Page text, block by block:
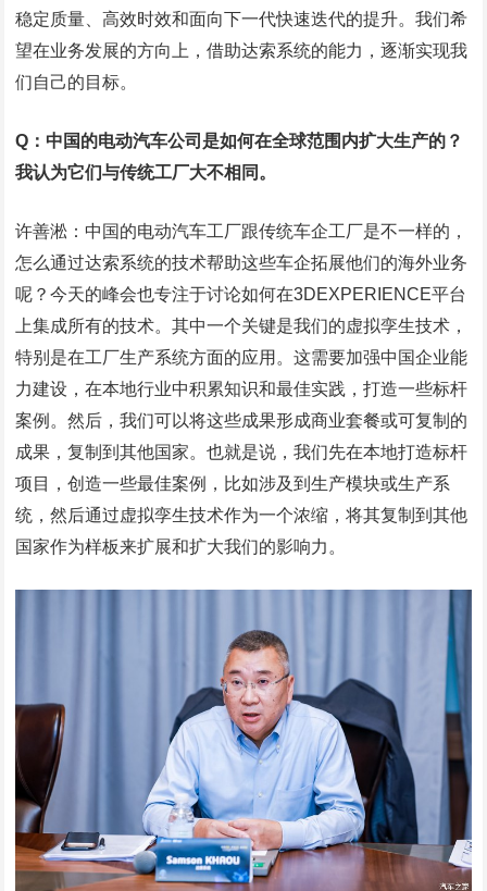
稳定质量、高效时效和面向下一代快速迭代的提升。我们希
望在业务发展的方向上，借助达索系统的能力，逐渐实现我
们自己的目标。
Q：中国的电动汽车公司是如何在全球范围内扩大生产的？
我认为它们与传统工厂大不相同。
许善淞：中国的电动汽车工厂跟传统车企工厂是不一样的，
怎么通过达索系统的技术帮助这些车企拓展他们的海外业务
呢？今天的峰会也专注于讨论如何在3DEXPERIENCE平台
上集成所有的技术。其中一个关键是我们的虚拟孪生技术，
特别是在工厂生产系统方面的应用。这需要加强中国企业能
力建设，在本地行业中积累知识和最佳实践，打造一些标杆
案例。然后，我们可以将这些成果形成商业套餐或可复制的
成果，复制到其他国家。也就是说，我们先在本地打造标杆
项目，创造一些最佳案例，比如涉及到生产模块或生产系
统，然后通过虚拟孪生技术作为一个浓缩，将其复制到其他
国家作为样板来扩展和扩大我们的影响力。